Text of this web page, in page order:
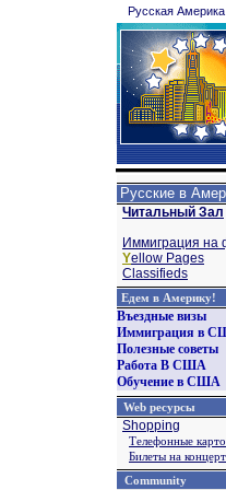
Русская Америка
Русские в
Читальный Зал
Иммиграция на
Yellow Pages
Classifieds
Едем в Америку!
Въездные визы
Иммиграция в
Полезные советы
Работа В США
Обучение в США
Web ресурсы
Shopping
Телефонные
Билеты на
Community